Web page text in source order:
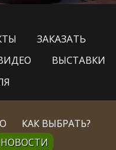
ЗАКАЗАТЬ
ВЫСТАВКИ
КАК ВЫБРАТЬ?
НОВОСТИ